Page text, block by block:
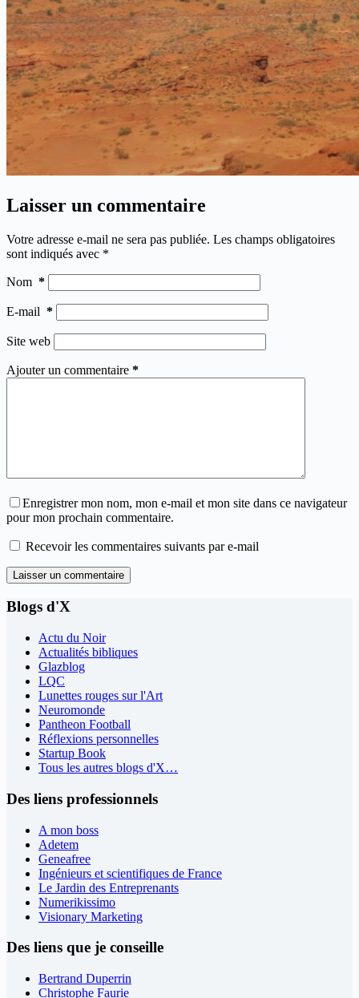
Laisser un commentaire
Votre adresse e-mail ne sera pas publiée. Les champs obligatoires
sont indiqués avec *
Nom *
E-mail *
Site web
Ajouter un commentaire *
Enregistrer mon nom, mon e-mail et mon site dans ce navigateur
pour mon prochain commentaire.
Recevoir les commentaires suivants par e-mail
Laisser un commentaire
Blogs d'X
Actu du Noir
Actualités bibliques
Glazblog
LQC
Lunettes rouges sur l'Art
Neuromonde
Pantheon Football
Réflexions personnelles
Startup Book
Tous les autres blogs d'X…
Des liens professionnels
A mon boss
Adetem
Geneafree
Ingénieurs et scientifiques de France
Le Jardin des Entreprenants
Numerikissimo
Visionary Marketing
Des liens que je conseille
Bertrand Duperrin
Christophe Faurie